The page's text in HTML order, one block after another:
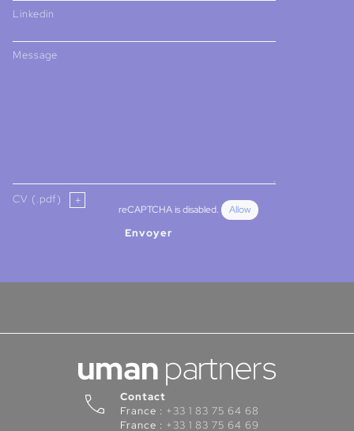
Linkedin
Message
CV (.pdf)
reCAPTCHA is disabled. Allow
Envoyer
Contact
France : +33 1 83 75 64 68
France : +33 1 83 75 64 69